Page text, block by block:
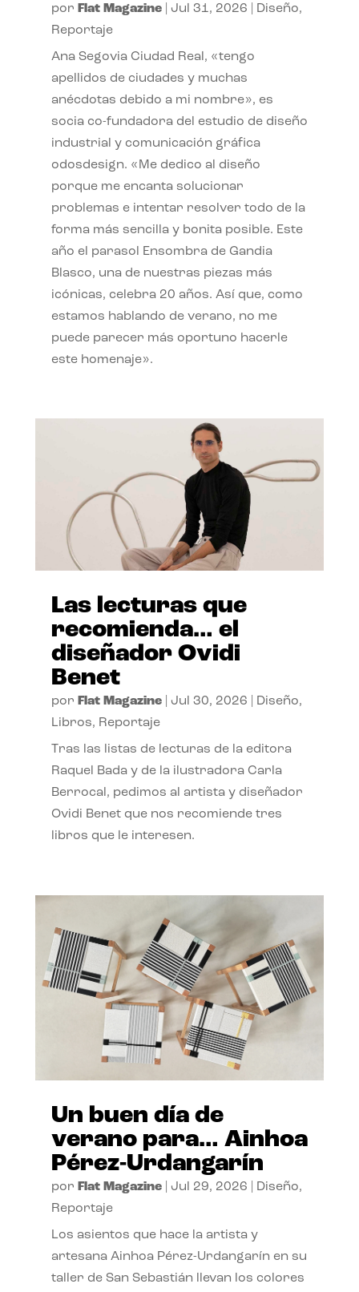
por Flat Magazine| Jul 31, 2026 Diseño,
Reportaje
Ana Segovia Ciudad Real, «tengo
apellidos de ciudades y muchas
anécdotas debido a mi nombre», es
socia co-fundadora del estudio de diseño
industrial y comunicación gráfica
odosdesign. «Me dedico al diseño
porque me encanta solucionar
problemas e intentar resolver todo de la
forma más sencilla y bonita posible. Este
año el parasol Ensombra de Gandia
Blasco, una de nuestras piezas más
icónicas, celebra 20 años. Así que, como
estamos hablando de verano, no me
puede parecer más oportuno hacerle
este homenaje».
Las lecturas que
recomienda… el
diseñador Ovidi
Benet
por Flat Magazine| Jul 30, 2026 Diseño,
Libros, Reportaje
Tras las listas de lecturas de la editora
Raquel Bada y de la ilustradora Carla
Berrocal, pedimos al artista y diseñador
Ovidi Benet que nos recomiende tres
libros que le interesen.
Un buen día de
verano para… Ainhoa
Pérez-Urdangarín
por Flat Magazine| Jul 29, 2026 Diseño,
Reportaje
Los asientos que hace la artista y
artesana Ainhoa Pérez-Urdangarín en su
taller de San Sebastián llevan los colores